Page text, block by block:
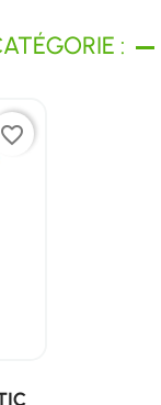
:
favorite_border